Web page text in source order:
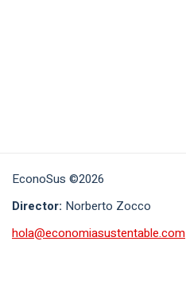
EconoSus ©2026
Director: Norberto Zocco
hola@economiasustentable.com